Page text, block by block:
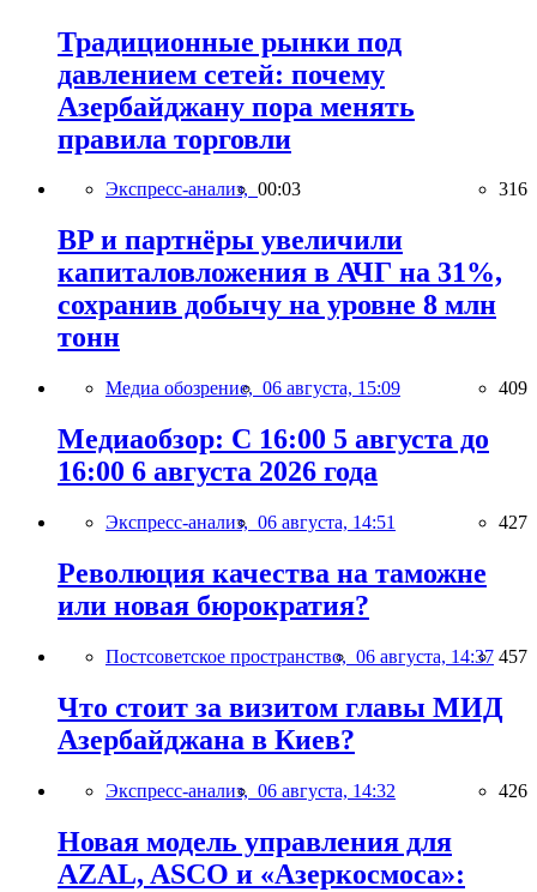
Традиционные рынки под
давлением сетей: почему
Азербайджану пора менять
правила торговли
Экспресс-анализ, 00:03 316
BP и партнёры увеличили
капиталовложения в АЧГ на 31%,
сохранив добычу на уровне 8 млн
тонн
Медиа обозрение, 06 августа, 15:09 409
Медиаобзор: С 16:00 5 августа до
16:00 6 августа 2026 года
Экспресс-анализ, 06 августа, 14:51 427
Революция качества на таможне
или новая бюрократия?
Постсоветское пространство, 06 августа, 14:37 457
Что стоит за визитом главы МИД
Азербайджана в Киев?
Экспресс-анализ, 06 августа, 14:32 426
Новая модель управления для
AZAL, ASCO и «Азеркосмоса»: